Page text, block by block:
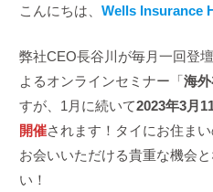
こんにちは、Wells Insurance
弊社CEO長谷川が毎月一回登
よるオンラインセミナー「海
すが、1月に続いて2023年3月
開催されます！タイにお住ま
お会いいただける貴重な機会
い！